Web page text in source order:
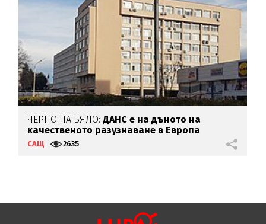
ЧЕРНО НА БЯЛО:ДАНС е на дъното на
качественото разузнаване в Европа
САЩ 2635